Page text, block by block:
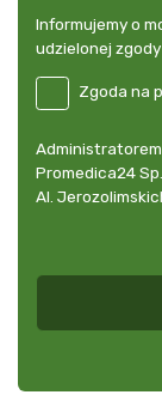
Informujemy
o
wycofania
dowolnym
momencie
udzielonej
Informujemy o
udzielonej zgody
DE
przedstawianie
Zgoda na
Administrator
danych
osobowych
Promedica24
Al.